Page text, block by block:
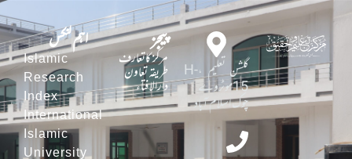
اہم لنکس
Islamic
Research
Index
International
Islamic
University
پیجز
مرکز کاتعارف
طریقہ تعاون
دارالافتاء
گلشن تعلیم ،H-
15موٹروے
چوک اسلام آباد